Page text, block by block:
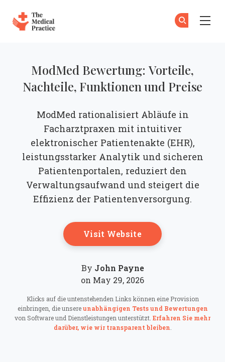
ModMed Bewertung: Vorteile,
Nachteile, Funktionen und Preise
ModMed rationalisiert Abläufe in
Facharztpraxen mit intuitiver
elektronischer Patientenakte (EHR),
leistungsstarker Analytik und sicheren
Patientenportalen, reduziert den
Verwaltungsaufwand und steigert die
Effizienz der Patientenversorgung.
Visit WebsiteOpens New
By John Payne
on May 29, 2026
Klicks auf die untenstehenden Links können eine Provision
einbringen, die unsereunabhängigen Tests und Bewertungen
von Software und Dienstleistungen unterstützt. Erfahren Sie mehr
darüber, wie wir transparent bleiben